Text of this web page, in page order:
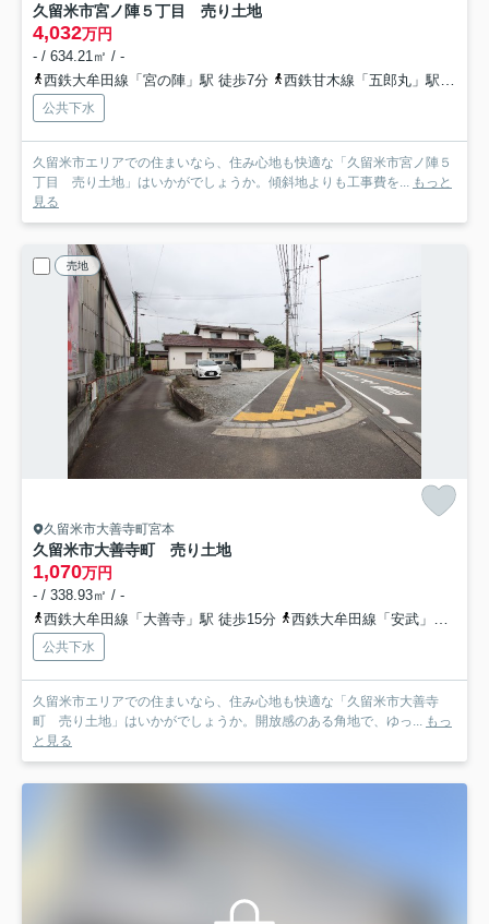
久留米市宮ノ陣５丁目 売り土地
4,032万円
- / 634.21㎡ / -
西鉄大牟田線「宮の陣」駅 徒歩7分
西鉄甘木線「五郎丸」駅 徒歩13分
公共下水
久留米市エリアでの住まいなら、住み心地も快適な「久留米市宮ノ陣５
丁目 売り土地」はいかがでしょうか。傾斜地よりも工事費を... もっと
見る
売地
久留米市大善寺町宮本
久留米市大善寺町 売り土地
1,070万円
- / 338.93㎡ / -
西鉄大牟田線「大善寺」駅 徒歩15分
西鉄大牟田線「安武」駅 徒歩22分
公共下水
久留米市エリアでの住まいなら、住み心地も快適な「久留米市大善寺
町 売り土地」はいかがでしょうか。開放感のある角地で、ゆっ... もっ
と見る